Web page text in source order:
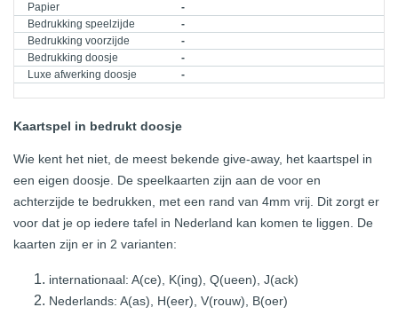
Papier
-
Bedrukking speelzijde
-
Bedrukking voorzijde
-
Bedrukking doosje
-
Luxe afwerking doosje
-
Kaartspel in bedrukt doosje
Wie kent het niet, de meest bekende give-away, het kaartspel in
een eigen doosje. De speelkaarten zijn aan de voor en
achterzijde te bedrukken, met een rand van 4mm vrij. Dit zorgt er
voor dat je op iedere tafel in Nederland kan komen te liggen. De
kaarten zijn er in 2 varianten:
internationaal: A(ce), K(ing), Q(ueen), J(ack)
Nederlands: A(as), H(eer), V(rouw), B(oer)